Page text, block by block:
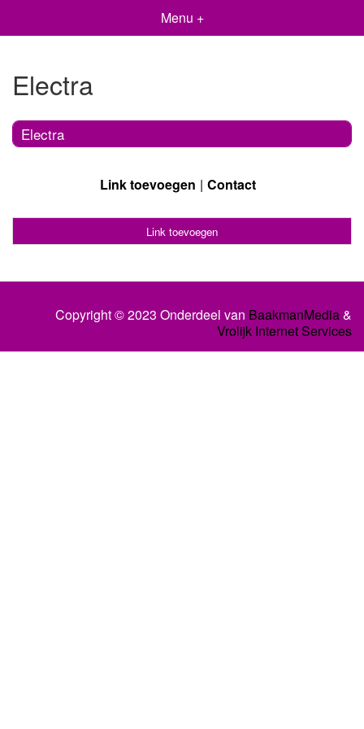
Menu +
Electra
Electra
Link toevoegen Contact
Link toevoegen
Copyright © 2023 Onderdeel van BaakmanMedia&
Vrolijk Internet Services